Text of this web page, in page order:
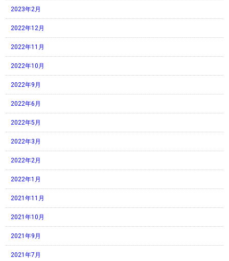
2023年2月
2022年12月
2022年11月
2022年10月
2022年9月
2022年6月
2022年5月
2022年3月
2022年2月
2022年1月
2021年11月
2021年10月
2021年9月
2021年7月